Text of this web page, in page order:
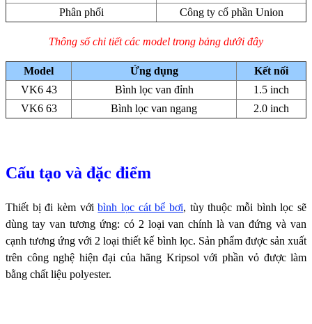
Phân phối
Công ty cổ phần Union
Thông số chi tiết các model trong bảng dưới đây
Model Ứng dụng
Kết nối
VK6 43
Bình lọc van đỉnh
1.5 inch
VK6 63
Bình lọc van ngang 2.0 inch
Cấu tạo và đặc điểm
Thiết bị đi kèm vớibình lọc cát bể bơi, tùy thuộc mỗi bình lọc sẽ
dùng tay van tương ứng: có 2 loại van chính là van đứng và van
cạnh tương ứng với 2 loại thiết kế bình lọc. Sản phẩm được sản xuất
trên công nghệ hiện đại của hãng Kripsol với phần vỏ được làm
bằng chất liệu polyester.